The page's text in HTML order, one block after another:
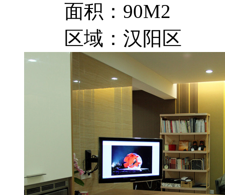
面积：90M2
区域：汉阳区